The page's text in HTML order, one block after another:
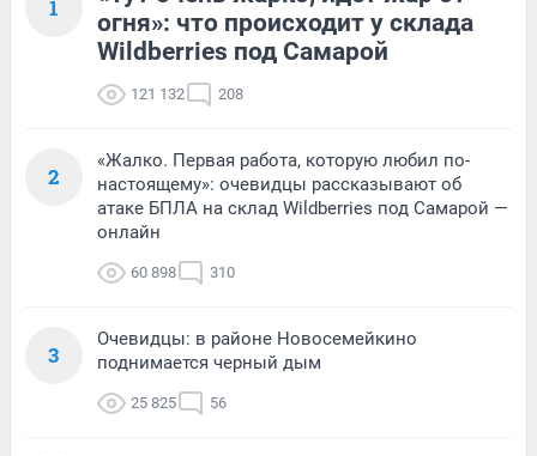
1
огня»: что происходит у склада
Wildberries под Самарой
121 132 208
2
«Жалко. Первая работа, которую любил по-
настоящему»: очевидцы рассказывают об
атаке БПЛА на склад Wildberries под Самарой —
онлайн
60 898 310
3
Очевидцы: в районе Новосемейкино
поднимается черный дым
25 825 56